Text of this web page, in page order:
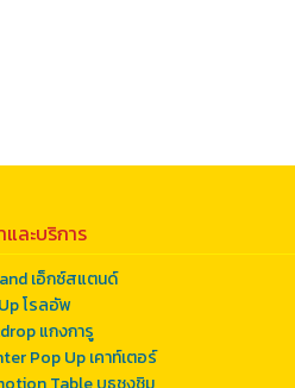
ละบริการ
เอ็กซ์สแตนด์
โรลอัพ
แกงการู
Pop Up เคาท์เตอร์